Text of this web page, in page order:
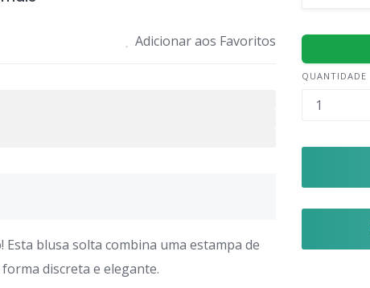
Adicionar aos Favoritos
blusa solta combina uma estampa de
discreta e elegante.
QUANTIDADE